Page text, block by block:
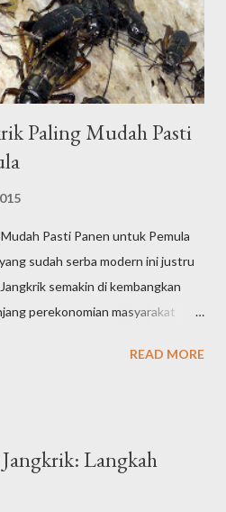
di seluruh indonesia. bentuk tubuh
besar dari jangkrik alam dan
Paling Mudah Pasti
Pasti Panen untuk Pemula
sudah serba modern ini justru
semakin di kembangkan
perekonomian masyarakat
ini merupakan jenis serangga
di budidayakan keberadaanya
Alasan utama ternak Jangkrik
READ MORE
Langkah